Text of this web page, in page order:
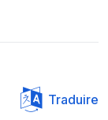
Traduire